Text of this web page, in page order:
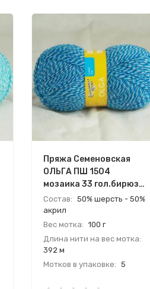
Пряжа Семеновская
ОЛЬГА ПШ 1504
мозаика 33 гол.бирюза
(5 мотков)
Состав: 50% шерсть - 50%
акрил
Вес мотка: 100 г
Длина нити на вес мотка:
392 м
Мотков в упаковке: 5